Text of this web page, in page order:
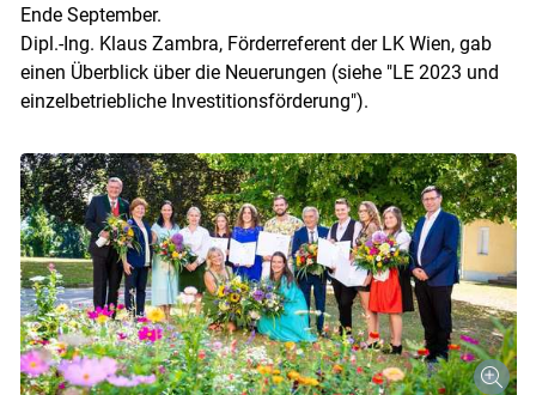
Skip to main content
Ende September.
Dipl.-Ing. Klaus Zambra, Förderreferent der LK Wien, gab
einen Überblick über die Neuerungen (siehe "LE 2023 und
einzelbetriebliche Investitionsförderung").